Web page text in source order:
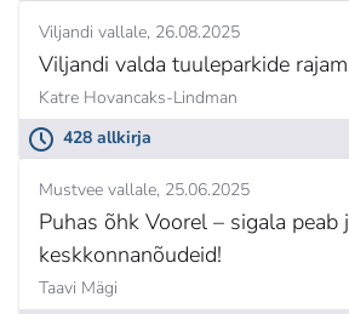
Viljandi vallale 26.08.2025
Viljandi valda tuuleparkide
Katre Hovancaks-Lindman
428 allkirja
Mustvee vallale 25.06.2025
Puhas õhk Voorel – sigala peab
keskkonnanõudeid!
Taavi Mägi